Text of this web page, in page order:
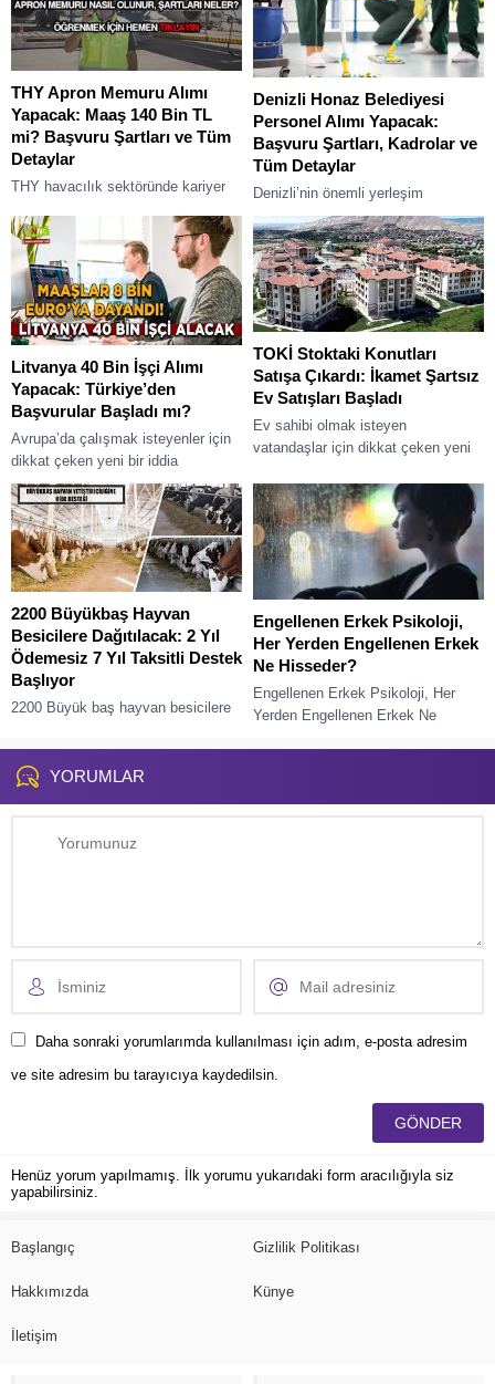
THY Apron Memuru Alımı
Yapacak: Maaş 140 Bin TL
mi? Başvuru Şartları ve Tüm
Detaylar
THY havacılık sektöründe kariyer
sevindirici gelişmeler yaşanmaya
devam ediyor. Türkiye’nin bayrak
taşıyıcı havayolu şirketi olan...
Denizli Honaz Belediyesi
Personel Alımı Yapacak:
Başvuru Şartları, Kadrolar ve
Tüm Detaylar
Denizli’nin önemli yerleşim
merkezlerinden biri olan Honaz,
belediye hizmetlerini güçlendirmek
ve halka daha kaliteli hizmet
sunmak amacıyla yeni bir
personel...
Litvanya 40 Bin İşçi Alımı
Yapacak: Türkiye’den
Başvurular Başladı mı?
Avrupa’da çalışmak isteyenler için
dikkat çeken yeni bir iddia
gündemde: Litvanya’nın 40 bin işçi
alımı yapacağı ve bu alımlarda
Türkiye’den...
TOKİ Stoktaki Konutları
Satışa Çıkardı: İkamet Şartsız
Ev Satışları Başladı
Ev sahibi olmak isteyen
vatandaşlar için dikkat çeken yeni
çıktı. Özellikle tamamlanmış ve
hemen teslim edilebilecek...
2200 Büyükbaş Hayvan
Besicilere Dağıtılacak: 2 Yıl
Ödemesiz 7 Yıl Taksitli Destek
Başlıyor
2200 Büyük baş hayvan besicilere
sektöründe üretimi artırmak ve yerli
üreticiyi desteklemek amacıyla
Engellenen Erkek Psikoloji,
Her Yerden Engellenen Erkek
Ne Hisseder?
Engellenen Erkek Psikoloji, Her
Yerden Engellenen Erkek Ne
YORUMLAR
Daha sonraki yorumlarımda kullanılması için adım, e-posta adresim
ve site adresim bu tarayıcıya kaydedilsin.
Henüz yorum yapılmamış. İlk yorumu yukarıdaki form aracılığıyla siz
yapabilirsiniz.
Başlangıç Gizlilik Politikası
Hakkımızda Künye
İletişim